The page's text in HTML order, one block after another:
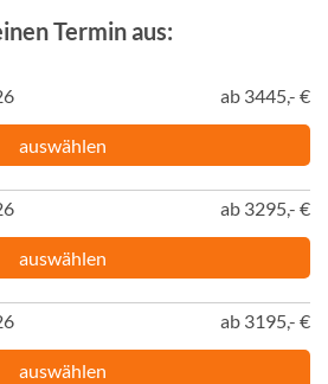
Termin aus:
ab 3445,- €
auswählen
ab 3295,- €
auswählen
ab 3195,- €
auswählen